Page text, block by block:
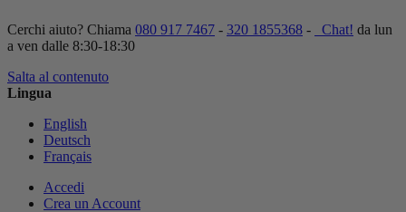
Cerchi aiuto? Chiama 080 917 7467 - 320 1855368 - Chat! da lun
a ven dalle 8:30-18:30
Salta al contenuto
Lingua
English
Deutsch
Français
Accedi
Crea un Account